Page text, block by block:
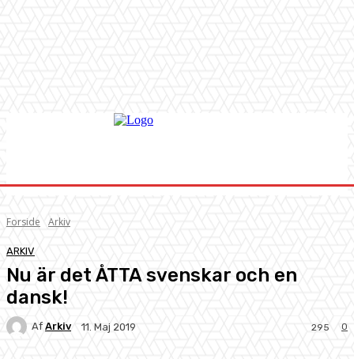
Forside Arkiv
ARKIV
Nu är det ÅTTA svenskar och en
dansk!
Af Arkiv 11. Maj 2019 0
295